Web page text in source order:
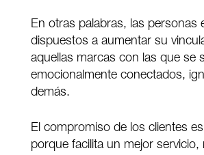
En otras palabras, las personas
dispuestos a aumentar su
aquellas marcas con las que se
emocionalmente conectados,
demás.
El compromiso de los clientes
porque facilita un mejor servicio,